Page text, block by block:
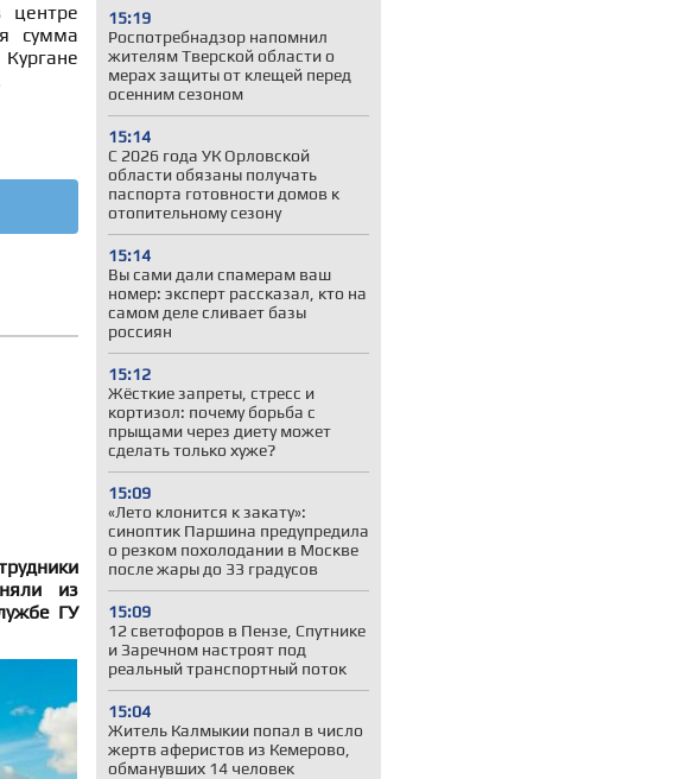
15:19
Роспотребнадзор напомнил
жителям Тверской области о
мерах защиты от клещей перед
осенним сезоном
15:14
С 2026 года УК Орловской
области обязаны получать
паспорта готовности домов к
отопительному сезону
15:14
Вы сами дали спамерам ваш
номер: эксперт рассказал, кто на
самом деле сливает базы
россиян
15:12
Жёсткие запреты, стресс и
кортизол: почему борьба с
прыщами через диету может
сделать только хуже?
15:09
«Лето клонится к закату»:
синоптик Паршина предупредила
о резком похолодании в Москве
после жары до 33 градусов
15:09
12 светофоров в Пензе, Спутнике
и Заречном настроят под
реальный транспортный поток
15:04
Житель Калмыкии попал в число
жертв аферистов из Кемерово,
обманувших 14 человек
центре
сумма
из
ГУ